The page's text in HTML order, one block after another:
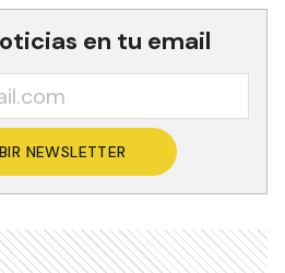
en tu email
NEWSLETTER